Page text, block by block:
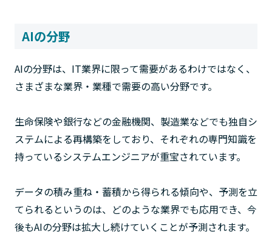
AIの分野
AIの分野は、IT業界に限って需要があるわけではなく、
さまざまな業界・業種で需要の高い分野です。
生命保険や銀行などの金融機関、製造業などでも独自シ
ステムによる再構築をしており、それぞれの専門知識を
持っているシステムエンジニアが重宝されています。
データの積み重ね・蓄積から得られる傾向や、予測を立
てられるというのは、どのような業界でも応用でき、今
後もAIの分野は拡大し続けていくことが予測されます。